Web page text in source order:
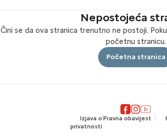
Nepostojeća
Čini se da ova stranica trenutno ne postoji.
početnu stranicu.
Početna stranica
Izjava o
privatnosti
Pravna obavijest